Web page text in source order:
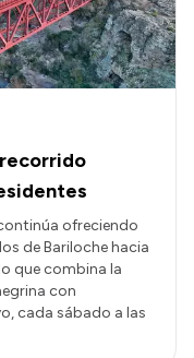
ofreciendo
de Bariloche hacia
que combina la
con
cada sábado a las